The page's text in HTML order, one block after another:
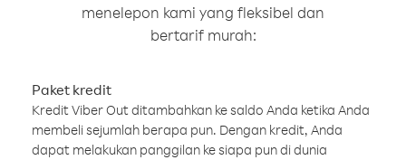
menelepon kami yang fleksibel dan
bertarif murah:
Paket kredit
Kredit Viber Out ditambahkan ke saldo Anda ketika Anda
membeli sejumlah berapa pun. Dengan kredit, Anda
dapat melakukan panggilan ke siapa pun di dunia